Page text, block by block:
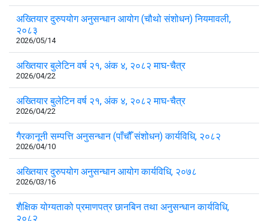
अख्तियार दुरुपयोग अनुसन्धान आयोग (चौथो संशोधन) नियमावली,
२०८३
2026/05/14
अख्तियार बुलेटिन वर्ष २१, अंक ४, २०८२ माघ-चैत्र
2026/04/22
अख्तियार बुलेटिन वर्ष २१, अंक ४, २०८२ माघ-चैत्र
2026/04/22
गैरकानूनी सम्पत्ति अनुसन्धान (पाँचौँ संशोधन) कार्यविधि, २०८२
2026/04/10
अख्तियार दुरुपयोग अनुसन्धान आयोग कार्यविधि, २०७८
2026/03/16
शैक्षिक योग्यताको प्रमाणपत्र छानबिन तथा अनुसन्धान कार्यविधि,
२०८२